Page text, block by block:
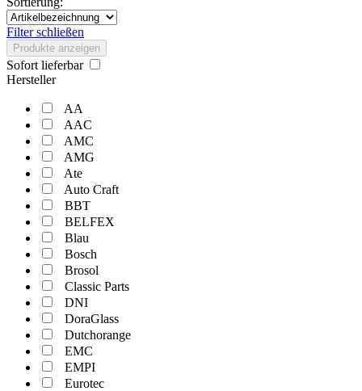
Filter schließen
Produkte anzeigen
Sofort lieferbar
Hersteller
AA
AAC
AMC
AMG
Ate
Auto Craft
BBT
BELFEX
Blau
Bosch
Brosol
Classic Parts
DNI
DoraGlass
Dutchorange
EMC
EMPI
Eurotec